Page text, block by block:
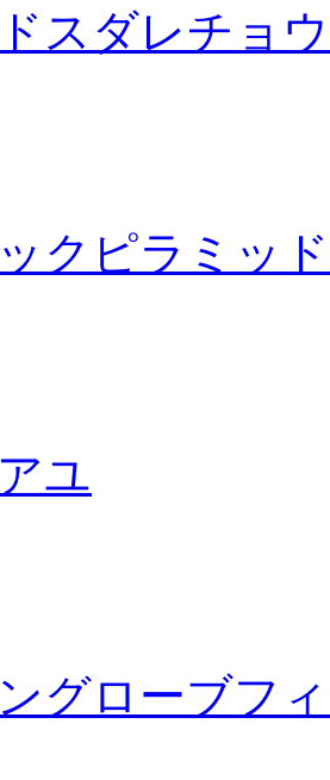
スダレチョ
クピラミッ
ユ
グローブフ